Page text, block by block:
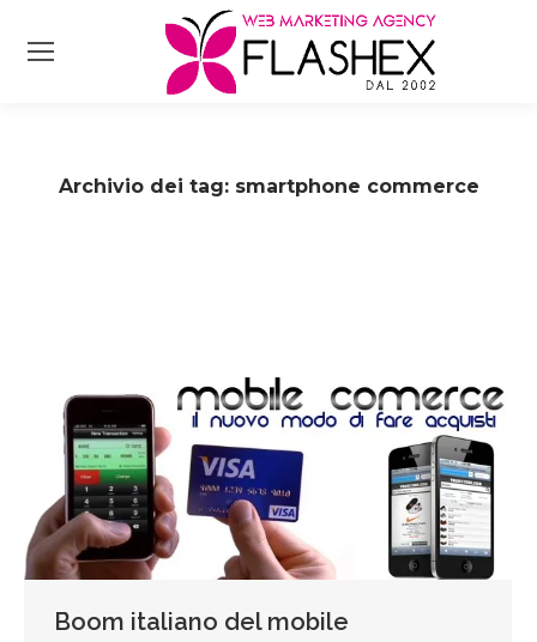
Archivio dei tag: smartphone commerce
Boom italiano del mobile